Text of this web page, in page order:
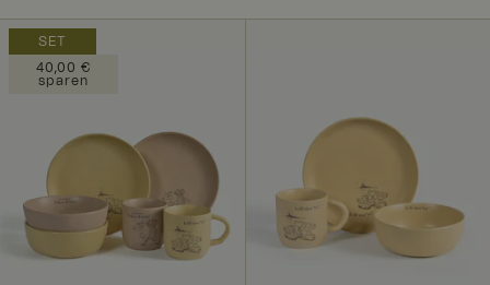
SET
40,00 €
sparen